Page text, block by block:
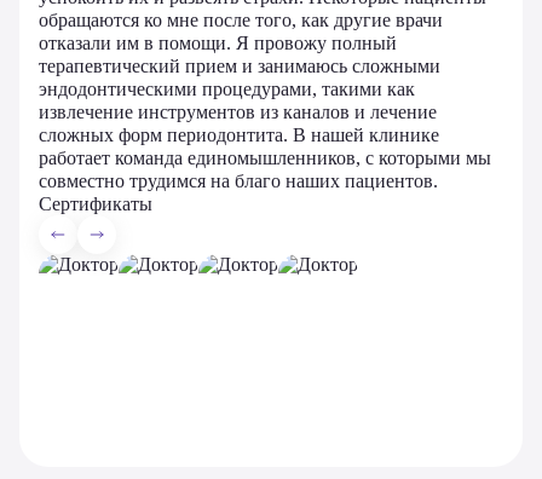
обращаются ко мне после того, как другие врачи
отказали им в помощи. Я провожу полный
терапевтический прием и занимаюсь сложными
эндодонтическими процедурами, такими как
извлечение инструментов из каналов и лечение
сложных форм периодонтита. В нашей клинике
работает команда единомышленников, с которыми мы
совместно трудимся на благо наших пациентов.
Сертификаты